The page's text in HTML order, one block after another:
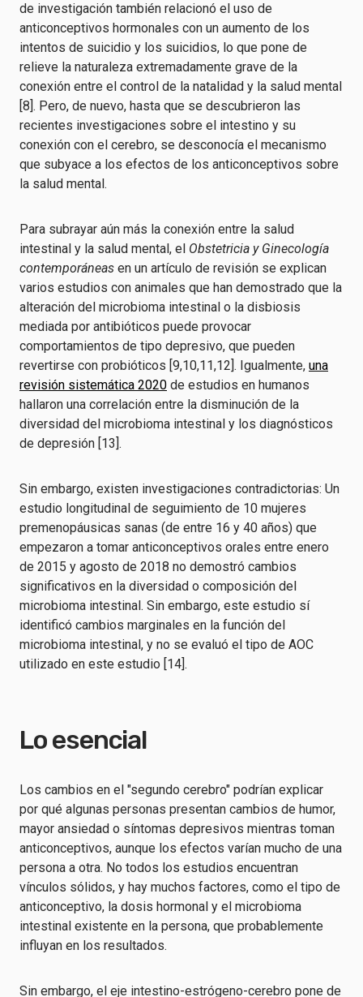
de investigación también relacionó el uso de
anticonceptivos hormonales con un aumento de los
intentos de suicidio y los suicidios, lo que pone de
relieve la naturaleza extremadamente grave de la
conexión entre el control de la natalidad y la salud mental
[8]. Pero, de nuevo, hasta que se descubrieron las
recientes investigaciones sobre el intestino y su
conexión con el cerebro, se desconocía el mecanismo
que subyace a los efectos de los anticonceptivos sobre
la salud mental.
Para subrayar aún más la conexión entre la salud
intestinal y la salud mental, el Obstetricia y Ginecología
contemporáneas en un artículo de revisión se explican
varios estudios con animales que han demostrado que la
alteración del microbioma intestinal o la disbiosis
mediada por antibióticos puede provocar
comportamientos de tipo depresivo, que pueden
revertirse con probióticos [9,10,11,12]. Igualmente, una
revisión sistemática 2020 de estudios en humanos
hallaron una correlación entre la disminución de la
diversidad del microbioma intestinal y los diagnósticos
de depresión [13].
Sin embargo, existen investigaciones contradictorias: Un
estudio longitudinal de seguimiento de 10 mujeres
premenopáusicas sanas (de entre 16 y 40 años) que
empezaron a tomar anticonceptivos orales entre enero
de 2015 y agosto de 2018 no demostró cambios
significativos en la diversidad o composición del
microbioma intestinal. Sin embargo, este estudio sí
identificó cambios marginales en la función del
microbioma intestinal, y no se evaluó el tipo de AOC
utilizado en este estudio [14].
Lo esencial
Los cambios en el "segundo cerebro" podrían explicar
por qué algunas personas presentan cambios de humor,
mayor ansiedad o síntomas depresivos mientras toman
anticonceptivos, aunque los efectos varían mucho de una
persona a otra. No todos los estudios encuentran
vínculos sólidos, y hay muchos factores, como el tipo de
anticonceptivo, la dosis hormonal y el microbioma
intestinal existente en la persona, que probablemente
influyan en los resultados.
Sin embargo, el eje intestino-estrógeno-cerebro pone de